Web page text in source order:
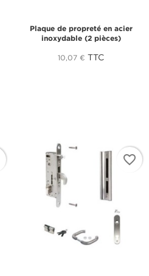
Plaque de propreté en acier
inoxydable (2 pièces)
10,07 € TTC
favorite_border